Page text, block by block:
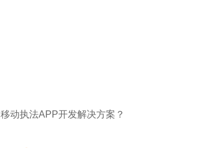
移动执法APP开发解决方案？